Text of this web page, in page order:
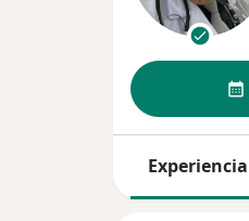
Experiencia